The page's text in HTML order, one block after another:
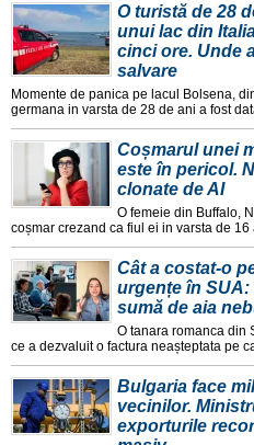
O turistă de 28
unui lac din
cinci ore. Unde
salvare
Momente de panica pe lacul Bolsena,
germana in varsta de 28 de ani a fost
Coșmarul unei
este în pericol.
clonate de AI
O femeie din Buffalo,
coșmar crezand ca fiul ei in varsta de
Cât a costat-o
urgențe în SUA:
sumă de aia
O tanara romanca din
ce a dezvaluit o factura neașteptata pe
Bulgaria face
vecinilor.
exporturile